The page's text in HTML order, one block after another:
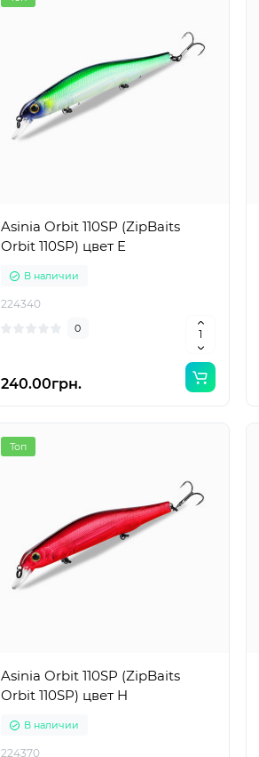
Asinia Orbit 110SP (ZipBaits
Orbit 110SP) цвет E
В наличии
224340
0
240.00грн.
Топ
Asinia Orbit 110SP (ZipBaits
Orbit 110SP) цвет H
В наличии
224370